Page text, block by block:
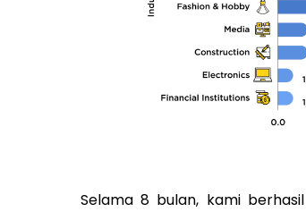
Selama 8 bulan, kami